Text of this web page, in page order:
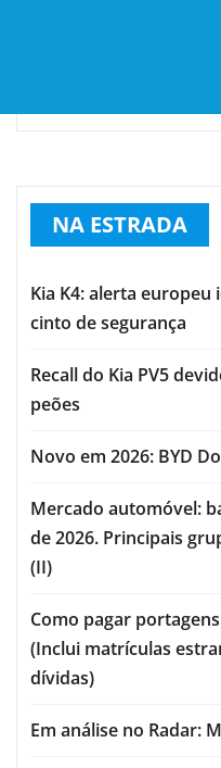
NA ESTRADA
Kia K4: alerta
cinto de segurança
Recall do Kia PV5
peões
Novo em 2026: BYD
Mercado automóvel:
de 2026. Principais
(II)
Como pagar
(Inclui matrículas
dívidas)
Em análise no Radar: